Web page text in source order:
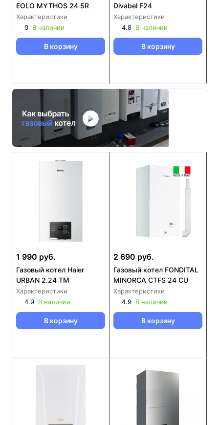
EOLO MYTHOS 24 5R
Характеристики
0 В наличии
В корзину
Divabel F24
Характеристики
4.8 В наличии
В корзину
1 990 руб.
Газовый котел Haier
URBAN 2.24 TM
Характеристики
4.9 В наличии
В корзину
2 690 руб.
Газовый котел FONDITAL
MINORCA CTFS 24 CU
Характеристики
4.9 В наличии
В корзину